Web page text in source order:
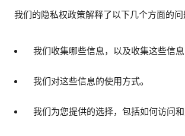
我们的隐私权政策解释了以下几个方面的问
我们收集哪些信息，以及收集这些信息
我们对这些信息的使用方式。
我们为您提供的选择，包括如何访问和